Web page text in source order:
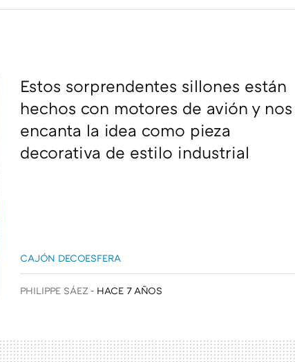
Estos sorprendentes sillones están
hechos con motores de avión y nos
encanta la idea como pieza
decorativa de estilo industrial
CAJÓN DECOESFERA
PHILIPPE SÁEZ HACE 7 AÑOS